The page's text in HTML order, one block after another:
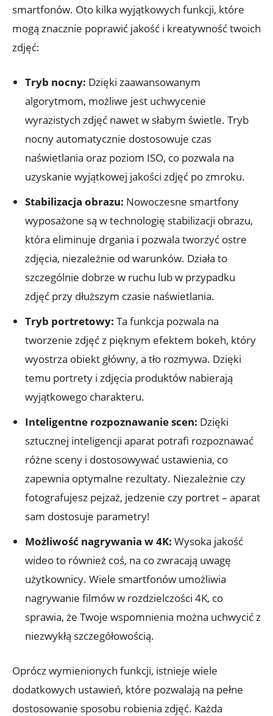
smartfonów. Oto ​kilka‌ wyjątkowych ⁢funkcji, które
mogą znacznie poprawić jakość i kreatywność twoich
zdjęć:
Tryb nocny: Dzięki zaawansowanym
algorytmom, możliwe jest uchwycenie
⁢wyrazistych zdjęć nawet w słabym świetle. ‌Tryb
nocny automatycznie dostosowuje czas
⁣naświetlania ⁤oraz ⁢poziom ISO, co pozwala na
uzyskanie⁢ wyjątkowej jakości zdjęć po zmroku.
Stabilizacja obrazu: Nowoczesne smartfony
wyposażone ⁢są w⁢ technologię stabilizacji⁤ obrazu,
która eliminuje drgania‌ i pozwala tworzyć ostre
zdjęcia, ⁢niezależnie od warunków. Działa to
szczególnie dobrze w ruchu​ lub ‍w przypadku
zdjęć przy dłuższym czasie naświetlania.
Tryb portretowy: ⁤Ta funkcja pozwala na
tworzenie zdjęć z pięknym⁣ efektem bokeh, ‍który
wyostrza obiekt główny, a tło ‌rozmywa. Dzięki‍
temu portrety i zdjęcia produktów nabierają
wyjątkowego charakteru.
Inteligentne ‌rozpoznawanie scen: Dzięki​
sztucznej inteligencji aparat potrafi rozpoznawać
różne sceny ‍i dostosowywać⁣ ustawienia, ⁢co
zapewnia optymalne rezultaty. Niezależnie ⁤czy
fotografujesz pejzaż, jedzenie czy⁢ portret – aparat
sam dostosuje parametry!
Możliwość​ nagrywania​ w 4K: ⁢Wysoka jakość
wideo to również coś, na co zwracają‍ uwagę
użytkownicy.​ Wiele‍ smartfonów umożliwia
nagrywanie ⁢filmów w rozdzielczości 4K, co
sprawia, że Twoje ​wspomnienia można uchwycić z
‍niezwykłą ⁣szczegółowością.
Oprócz⁣ wymienionych funkcji, istnieje wiele
dodatkowych ustawień, które ​pozwalają na‍ pełne
dostosowanie sposobu robienia zdjęć. Każda